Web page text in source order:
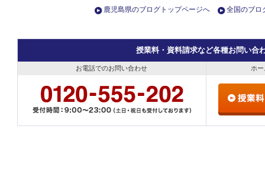
鹿児島県のブログトップページへ 全国のブロ
授業料・資料請求など各種お問い合
お電話でのお問い合わせ ホ